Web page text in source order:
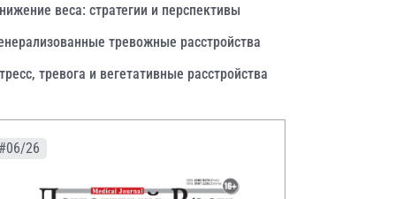
веса: стратегии и перспективы
тревожные расстройства
тревога и вегетативные расстройства
#06/26